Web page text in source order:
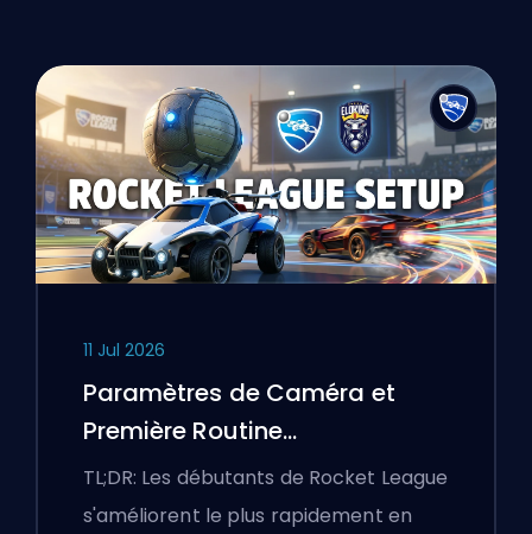
11 Jul 2026
Paramètres de Caméra et
Première Routine
d'Entraînement Rocket League
TL;DR: Les débutants de Rocket League
s'améliorent le plus rapidement en